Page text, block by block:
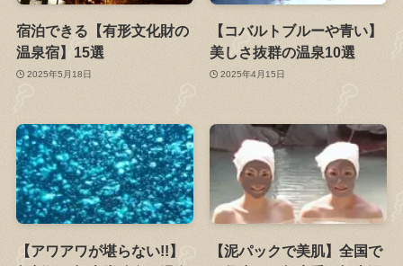
宿泊できる【有形文化財の
温泉宿】15選
2025年5月18日
【コバルトブルーや青い】
美しさ抜群の温泉10選
2025年4月15日
【アワアワが堪らない!!】
【泥パックで美肌】全国で